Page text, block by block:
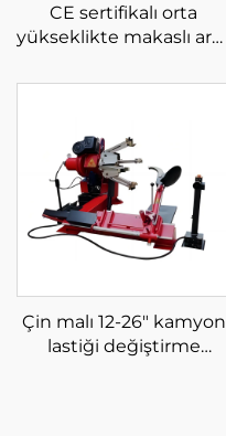
CE sertifikalı orta
yükseklikte makaslı araç
kaldırıcı
Çin malı 12-26" kamyon
lastiği değiştirme